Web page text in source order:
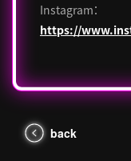
Instagram：
https://
back